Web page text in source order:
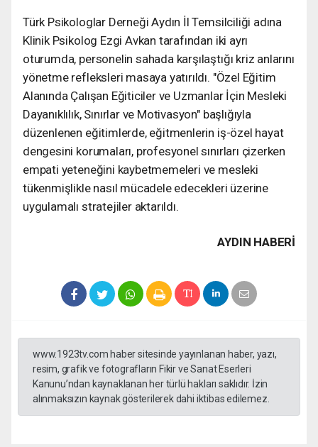
Türk Psikologlar Derneği Aydın İl Temsilciliği adına
Klinik Psikolog Ezgi Avkan tarafından iki ayrı
oturumda, personelin sahada karşılaştığı kriz anlarını
yönetme refleksleri masaya yatırıldı. "Özel Eğitim
Alanında Çalışan Eğiticiler ve Uzmanlar İçin Mesleki
Dayanıklılık, Sınırlar ve Motivasyon" başlığıyla
düzenlenen eğitimlerde, eğitmenlerin iş-özel hayat
dengesini korumaları, profesyonel sınırları çizerken
empati yeteneğini kaybetmemeleri ve mesleki
tükenmişlikle nasıl mücadele edecekleri üzerine
uygulamalı stratejiler aktarıldı.
AYDIN HABERİ
www.1923tv.com haber sitesinde yayınlanan haber, yazı,
resim, grafik ve fotografların Fikir ve Sanat Eserleri
Kanunu’ndan kaynaklanan her türlü hakları saklıdır. İzin
alınmaksızın kaynak gösterilerek dahi iktibas edilemez.